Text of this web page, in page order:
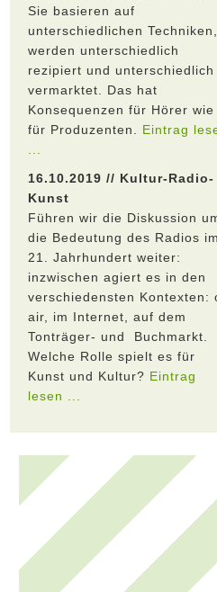
Sie basieren auf
unterschiedlichen Techniken,
werden unterschiedlich
rezipiert und unterschiedlich
vermarktet. Das hat
Konsequenzen für Hörer wie
für Produzenten. Eintrag
16.10.2019 // Kultur-Radio-
Kunst
Führen wir die Diskussion
die Bedeutung des Radios im
21. Jahrhundert weiter:
inzwischen agiert es in den
verschiedensten Kontexten:
air, im Internet, auf dem
Tonträger- und Buchmarkt.
Welche Rolle spielt es für
Kunst und Kultur? Eintrag
lesen ...